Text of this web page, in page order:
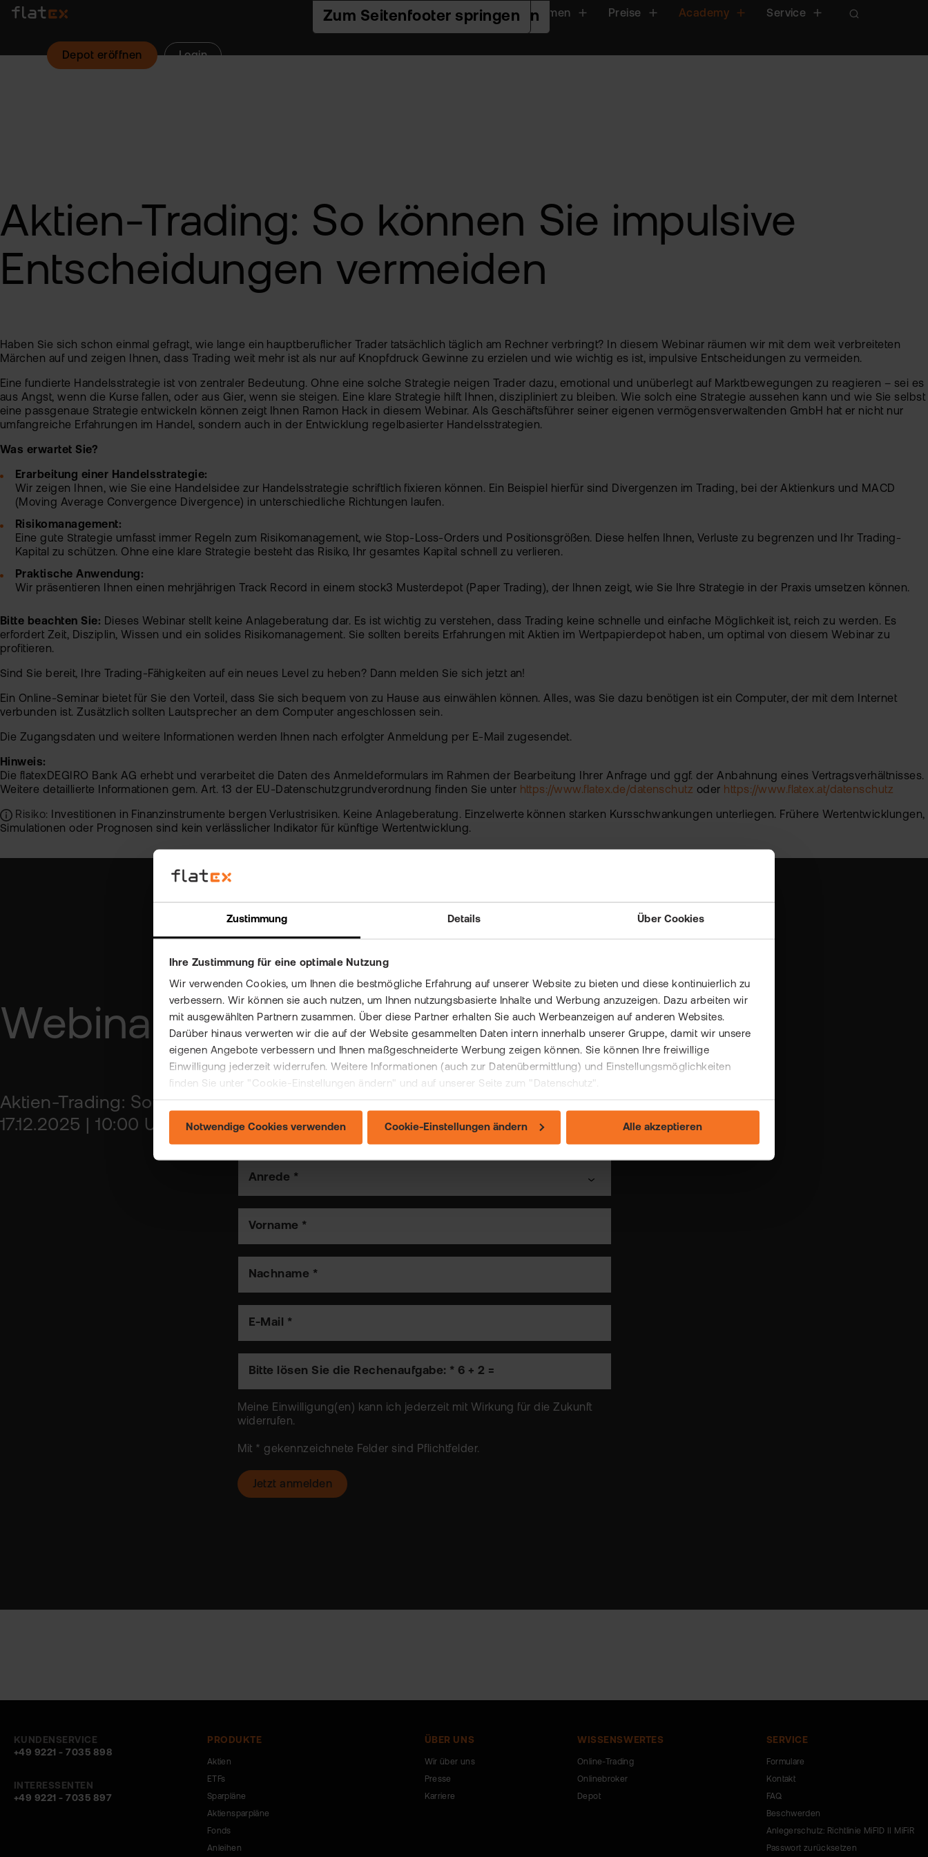
Zustimmung Details Über Cookies
Ihre Zustimmung für eine optimale Nutzung
Wir verwenden Cookies, um Ihnen die bestmögliche Erfahrung auf unserer Website zu bieten und diese kontinuierlich zu
verbessern. Wir können sie auch nutzen, um Ihnen nutzungsbasierte Inhalte und Werbung anzuzeigen. Dazu arbeiten wir
mit ausgewählten Partnern zusammen. Über diese Partner erhalten Sie auch Werbeanzeigen auf anderen Websites.
Darüber hinaus verwerten wir die auf der Website gesammelten Daten intern innerhalb unserer Gruppe, damit wir unsere
eigenen Angebote verbessern und Ihnen maßgeschneiderte Werbung zeigen können. Sie können Ihre freiwillige
Einwilligung jederzeit widerrufen. Weitere Informationen (auch zur Datenübermittlung) und Einstellungsmöglichkeiten
finden Sie unter "Cookie-Einstellungen ändern" und auf unserer Seite zum "Datenschutz".
Notwendige Cookies verwenden Cookie-Einstellungen ändern Alle akzeptieren
Zur Hauptnavigation springen
Zum Seiteninhalt springen
Zum Seitenfooter springen
Handeln Plattformen Preise Academy Service
Depot eröffnen Login
Aktien-Trading: So können Sie impulsive
Entscheidungen vermeiden
Haben Sie sich schon einmal gefragt, wie lange ein hauptberuflicher Trader tatsächlich täglich am Rechner verbringt? In diesem Webinar räumen wir mit dem weit verbreiteten
Märchen auf und zeigen Ihnen, dass Trading weit mehr ist als nur auf Knopfdruck Gewinne zu erzielen und wie wichtig es ist, impulsive Entscheidungen zu vermeiden.
Eine fundierte Handelsstrategie ist von zentraler Bedeutung. Ohne eine solche Strategie neigen Trader dazu, emotional und unüberlegt auf Marktbewegungen zu reagieren – sei es
aus Angst, wenn die Kurse fallen, oder aus Gier, wenn sie steigen. Eine klare Strategie hilft Ihnen, diszipliniert zu bleiben. Wie solch eine Strategie aussehen kann und wie Sie selbst
eine passgenaue Strategie entwickeln können zeigt Ihnen Ramon Hack in diesem Webinar. Als Geschäftsführer seiner eigenen vermögensverwaltenden GmbH hat er nicht nur
umfangreiche Erfahrungen im Handel, sondern auch in der Entwicklung regelbasierter Handelsstrategien.
Was erwartet Sie?
Erarbeitung einer Handelsstrategie:
Wir zeigen Ihnen, wie Sie eine Handelsidee zur Handelsstrategie schriftlich fixieren können. Ein Beispiel hierfür sind Divergenzen im Trading, bei der Aktienkurs und MACD
(Moving Average Convergence Divergence) in unterschiedliche Richtungen laufen.
Risikomanagement:
Eine gute Strategie umfasst immer Regeln zum Risikomanagement, wie Stop-Loss-Orders und Positionsgrößen. Diese helfen Ihnen, Verluste zu begrenzen und Ihr Trading-
Kapital zu schützen. Ohne eine klare Strategie besteht das Risiko, Ihr gesamtes Kapital schnell zu verlieren.
Praktische Anwendung:
Wir präsentieren Ihnen einen mehrjährigen Track Record in einem stock3 Musterdepot (Paper Trading), der Ihnen zeigt, wie Sie Ihre Strategie in der Praxis umsetzen können.
Bitte beachten Sie: Dieses Webinar stellt keine Anlageberatung dar. Es ist wichtig zu verstehen, dass Trading keine schnelle und einfache Möglichkeit ist, reich zu werden. Es
erfordert Zeit, Disziplin, Wissen und ein solides Risikomanagement. Sie sollten bereits Erfahrungen mit Aktien im Wertpapierdepot haben, um optimal von diesem Webinar zu
profitieren.
Sind Sie bereit, Ihre Trading-Fähigkeiten auf ein neues Level zu heben? Dann melden Sie sich jetzt an!
Ein Online-Seminar bietet für Sie den Vorteil, dass Sie sich bequem von zu Hause aus einwählen können. Alles, was Sie dazu benötigen ist ein Computer, der mit dem Internet
verbunden ist. Zusätzlich sollten Lautsprecher an dem Computer angeschlossen sein.
Die Zugangsdaten und weitere Informationen werden Ihnen nach erfolgter Anmeldung per E-Mail zugesendet.
Hinweis:
Die flatexDEGIRO Bank AG erhebt und verarbeitet die Daten des Anmeldeformulars im Rahmen der Bearbeitung Ihrer Anfrage und ggf. der Anbahnung eines Vertragsverhältnisses.
Weitere detaillierte Informationen gem. Art. 13 der EU-Datenschutzgrundverordnung finden Sie unter https://www.flatex.de/datenschutz oder https://www.flatex.at/datenschutz
Risiko:
Investitionen in Finanzinstrumente bergen Verlustrisiken. Keine Anlageberatung. Einzelwerte können starken Kursschwankungen unterliegen. Frühere Wertentwicklungen,
Simulationen oder Prognosen sind kein verlässlicher Indikator für künftige Wertentwicklung.
Webinar-Anmeldung
Aktien-Trading: So können Sie impulsive Entscheidungen vermeiden
17.12.2025 | 10:00 Uhr
Anrede *
Vorname *
Nachname *
E-Mail *
Bitte lösen Sie die Rechenaufgabe: * 6 + 2 =
Meine Einwilligung(en) kann ich jederzeit mit Wirkung für die Zukunft
widerrufen.
Mit * gekennzeichnete Felder sind Pflichtfelder.
KUNDENSERVICE
+49 9221 - 7035 898
INTERESSENTEN
+49 9221 - 7035 897
PRODUKTE
Aktien
ETFs
Sparpläne
Aktiensparpläne
Fonds
Anleihen
ÜBER UNS
Wir über uns
Presse
Karriere
WISSENSWERTES
Online-Trading
Onlinebroker
Depot
SERVICE
Formulare
Kontakt
FAQ
Beschwerden
Anlegerschutz: Richtlinie MiFID II MiFiR
Passwort zurücksetzen